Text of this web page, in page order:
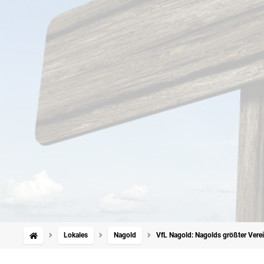
Lokales Nagold VfL Nagold: Nagolds größter